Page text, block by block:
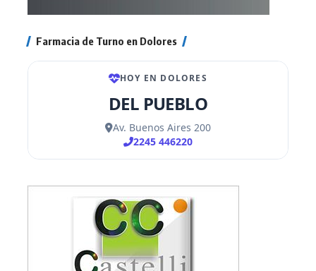
Farmacia de Turno en Dolores